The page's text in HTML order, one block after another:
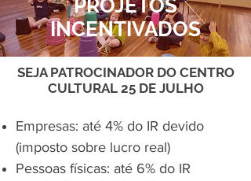
PROJETOS
INCENTIVADOS
SEJA PATROCINADOR DO CENTRO
CULTURAL 25 DE JULHO
Empresas: até 4% do IR devido
(imposto sobre lucro real)
Pessoas físicas: até 6% do IR